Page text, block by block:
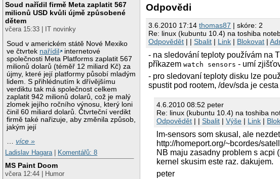
Soud nařídil firmě Meta zaplatit 567
milionů USD kvůli újmě způsobené
dětem
včera 15:33 | IT novinky
Soud v americkém státě Nové Mexiko
ve čtvrtek nařídil
internetové
společnosti Meta Platforms zaplatit 567
milionů dolarů (téměř 12 miliard Kč) za
újmy, které její platformy působí mladým
lidem. S přihlédnutím k dřívějšímu
verdiktu tak má společnost celkem
zaplatit 942 milionů dolarů, což je malý
zlomek jejího ročního výnosu, který loni
činil 60 miliard dolarů. Čtvrteční verdikt
firmě také nařizuje, aby změnila způsob,
jakým její
…více »
Ladislav Hagara
Komentářů: 8
MS Paint Doom
včera 12:44 | Humor
Odpovědi
3.6.2010 17:14thomas87 | skóre: 2
Re: linux (kubuntu 10.4) na toshiba
Odpovědět | |Sbalit | Link | Blokovat |
- na sledování teploty používám na
příkazemwatch sensors - umí
- pro sledovaní teploty disku lze
spustit pod rootem, /dev/sda je
4.6.2010 08:52 peter
Re: linux (kubuntu 10.4) na toshiba
Odpovědět | |Sbalit |Výše | Link |
lm-sensors som skusal, ale
http://homeport.org/~bcordes/
NB maju zasadny problem s acpi
kernel skusim este raz. dakujem.
peter